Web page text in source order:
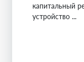
капитальный
устройство ...